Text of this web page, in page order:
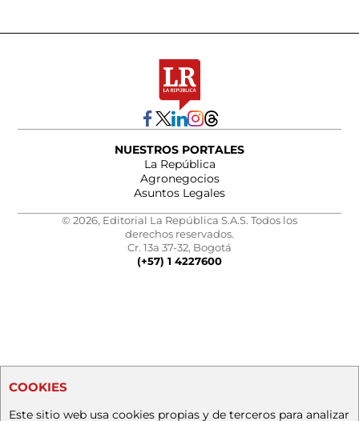
NUESTROS PORTALES
La República
Agronegocios
Asuntos Legales
© 2026, Editorial La República S.A.S. Todos los
derechos reservados.
Cr. 13a 37-32, Bogotá
(+57) 1 4227600
COOKIES
Este sitio web usa cookies propias y de terceros para analizar